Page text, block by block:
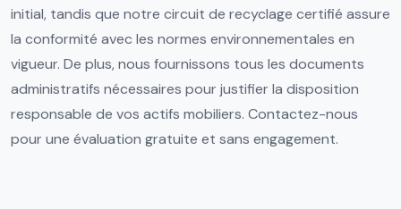
initial, tandis que notre circuit de recyclage certifié assure
la conformité avec les normes environnementales en
vigueur. De plus, nous fournissons tous les documents
administratifs nécessaires pour justifier la disposition
responsable de vos actifs mobiliers. Contactez-nous
pour une évaluation gratuite et sans engagement.